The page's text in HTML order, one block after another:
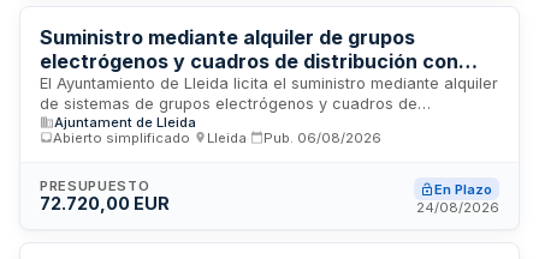
centro hospitalario, requiriendo productos de calidad y
cumplimiento de normas de seguridad alimentaria.
Suministro mediante alquiler de grupos
electrógenos y cuadros de distribución con
instalación y mantenimiento para las Fiestas de
Lleida
El Ayuntamiento de Lleida licita el suministro mediante alquiler
de sistemas de grupos electrógenos y cuadros de
distribución destinados a la Festa Mayor y las Fiestas de
Otoño. El servicio incluye la instalación, mantenimiento,
combustible necesario para su funcionamiento. Además,
comprende la asistencia de personal técnico cualificado,
seguros derivados de la ejecución del contrato.
Ajuntament de Lleida
Abierto simplificado
Lleida Pub. 06/08/2026
PRESUPUESTO
72.720,00 EUR
En Plazo
24/08/2026